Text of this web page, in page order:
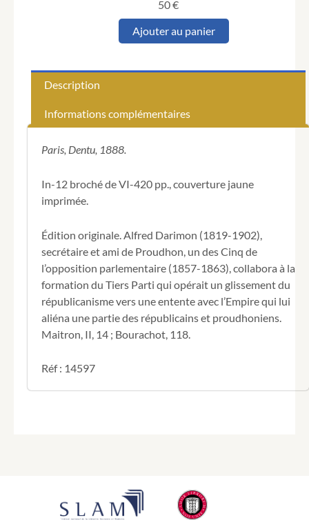
50€
quantité
Les
sous
19
les
lois
libérales
-
les
élections
(1867-
1869).
Ajouter au panier
Description
Informations complémentaires
Paris, Dentu, 1888.
In-12 broché de VI-420 pp., couverture jaune
imprimée.
Édition originale. Alfred Darimon (1819-1902),
secrétaire et ami de Proudhon, un des Cinq de
l’opposition parlementaire (1857-1863), collabora à la
formation du Tiers Parti qui opérait un glissement du
républicanisme vers une entente avec l’Empire qui lui
aliéna une partie des républicains et proudhoniens.
Maitron, II, 14 ; Bourachot, 118.
Réf : 14597